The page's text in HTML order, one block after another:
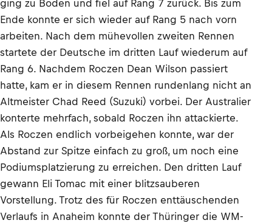
ging zu Boden und fiel auf Rang 7 zurück. Bis zum
Ende konnte er sich wieder auf Rang 5 nach vorn
arbeiten. Nach dem mühevollen zweiten Rennen
startete der Deutsche im dritten Lauf wiederum auf
Rang 6. Nachdem Roczen Dean Wilson passiert
hatte, kam er in diesem Rennen rundenlang nicht an
Altmeister Chad Reed (Suzuki) vorbei. Der Australier
konterte mehrfach, sobald Roczen ihn attackierte.
Als Roczen endlich vorbeigehen konnte, war der
Abstand zur Spitze einfach zu groß, um noch eine
Podiumsplatzierung zu erreichen. Den dritten Lauf
gewann Eli Tomac mit einer blitzsauberen
Vorstellung. Trotz des für Roczen enttäuschenden
Verlaufs in Anaheim konnte der Thüringer die WM-